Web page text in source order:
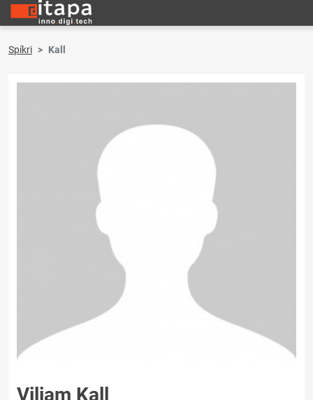
Spíkri Kall
Viliam Kall